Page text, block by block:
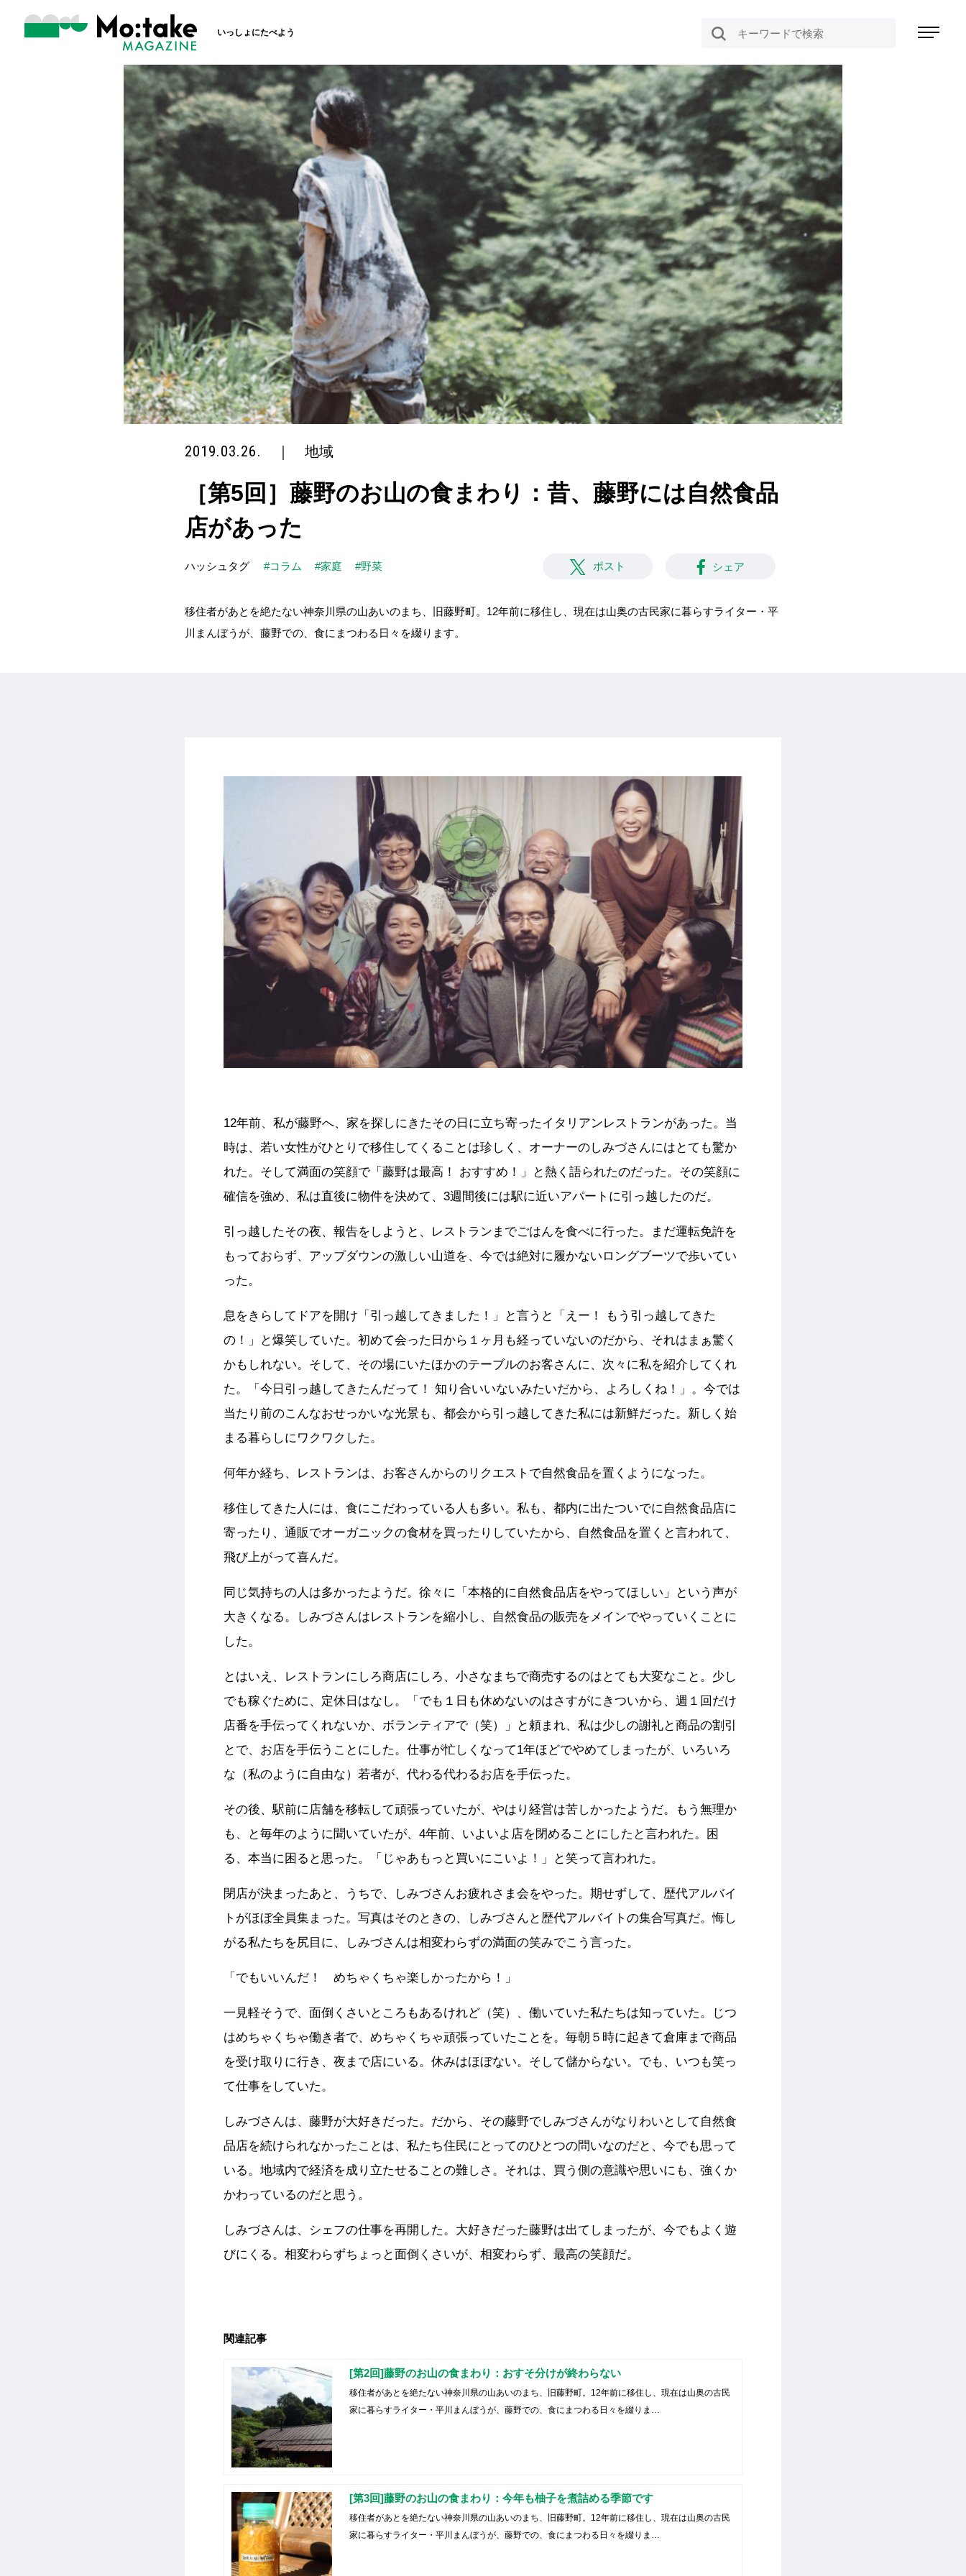
いっしょにたべよう
2019.03.26. 地域
［第5回］藤野のお山の食まわり：昔、藤野には自然食品
店があった
ハッシュタグ #コラム #家庭 #野菜 ポスト シェア
移住者があとを絶たない神奈川県の山あいのまち、旧藤野町。12年前に移住し、現在は山奥の古民家に暮らすライター・平
川まんぼうが、藤野での、食にまつわる日々を綴ります。
12年前、私が藤野へ、家を探しにきたその日に立ち寄ったイタリアンレストランがあった。当
時は、若い女性がひとりで移住してくることは珍しく、オーナーのしみづさんにはとても驚か
れた。そして満面の笑顔で「藤野は最高！ おすすめ！」と熱く語られたのだった。その笑顔に
確信を強め、私は直後に物件を決めて、3週間後には駅に近いアパートに引っ越したのだ。
引っ越したその夜、報告をしようと、レストランまでごはんを食べに行った。まだ運転免許を
もっておらず、アップダウンの激しい山道を、今では絶対に履かないロングブーツで歩いてい
った。
息をきらしてドアを開け「引っ越してきました！」と言うと「えー！ もう引っ越してきた
の！」と爆笑していた。初めて会った日から１ヶ月も経っていないのだから、それはまぁ驚く
かもしれない。そして、その場にいたほかのテーブルのお客さんに、次々に私を紹介してくれ
た。「今日引っ越してきたんだって！ 知り合いいないみたいだから、よろしくね！」。今では
当たり前のこんなおせっかいな光景も、都会から引っ越してきた私には新鮮だった。新しく始
まる暮らしにワクワクした。
何年か経ち、レストランは、お客さんからのリクエストで自然食品を置くようになった。
移住してきた人には、食にこだわっている人も多い。私も、都内に出たついでに自然食品店に
寄ったり、通販でオーガニックの食材を買ったりしていたから、自然食品を置くと言われて、
飛び上がって喜んだ。
同じ気持ちの人は多かったようだ。徐々に「本格的に自然食品店をやってほしい」という声が
大きくなる。しみづさんはレストランを縮小し、自然食品の販売をメインでやっていくことに
した。
とはいえ、レストランにしろ商店にしろ、小さなまちで商売するのはとても大変なこと。少し
でも稼ぐために、定休日はなし。「でも１日も休めないのはさすがにきついから、週１回だけ
店番を手伝ってくれないか、ボランティアで（笑）」と頼まれ、私は少しの謝礼と商品の割引
とで、お店を手伝うことにした。仕事が忙しくなって1年ほどでやめてしまったが、いろいろ
な（私のように自由な）若者が、代わる代わるお店を手伝った。
その後、駅前に店舗を移転して頑張っていたが、やはり経営は苦しかったようだ。もう無理か
も、と毎年のように聞いていたが、4年前、いよいよ店を閉めることにしたと言われた。困
る、本当に困ると思った。「じゃあもっと買いにこいよ！」と笑って言われた。
閉店が決まったあと、うちで、しみづさんお疲れさま会をやった。期せずして、歴代アルバイ
トがほぼ全員集まった。写真はそのときの、しみづさんと歴代アルバイトの集合写真だ。悔し
がる私たちを尻目に、しみづさんは相変わらずの満面の笑みでこう言った。
「でもいいんだ！ めちゃくちゃ楽しかったから！」
一見軽そうで、面倒くさいところもあるけれど（笑）、働いていた私たちは知っていた。じつ
はめちゃくちゃ働き者で、めちゃくちゃ頑張っていたことを。毎朝５時に起きて倉庫まで商品
を受け取りに行き、夜まで店にいる。休みはほぼない。そして儲からない。でも、いつも笑っ
て仕事をしていた。
しみづさんは、藤野が大好きだった。だから、その藤野でしみづさんがなりわいとして自然食
品店を続けられなかったことは、私たち住民にとってのひとつの問いなのだと、今でも思って
いる。地域内で経済を成り立たせることの難しさ。それは、買う側の意識や思いにも、強くか
かわっているのだと思う。
しみづさんは、シェフの仕事を再開した。大好きだった藤野は出てしまったが、今でもよく遊
びにくる。相変わらずちょっと面倒くさいが、相変わらず、最高の笑顔だ。
関連記事
[第2回]藤野のお山の食まわり：おすそ分けが終わらない
移住者があとを絶たない神奈川県の山あいのまち、旧藤野町。12年前に移住し、現在は山奥の古民
家に暮らすライター・平川まんぼうが、藤野での、食にまつわる日々を綴りま…
[第3回]藤野のお山の食まわり：今年も柚子を煮詰める季節です
移住者があとを絶たない神奈川県の山あいのまち、旧藤野町。12年前に移住し、現在は山奥の古民
家に暮らすライター・平川まんぼうが、藤野での、食にまつわる日々を綴りま…